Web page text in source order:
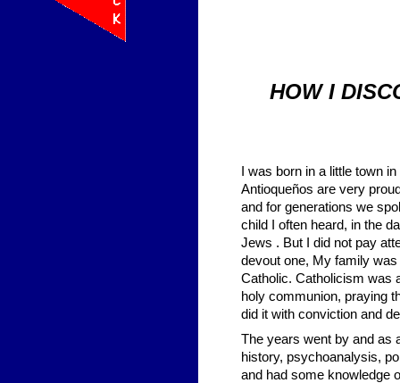
HOW I
I was born in a little town
Antioqueños are very
and for generations we
child I often heard, in the
Jews . But I did not pay
devout one, My family
Catholic. Catholicism was
holy communion, praying
did it with conviction and
The years went by and as
history, psychoanalysis,
and had some knowledge